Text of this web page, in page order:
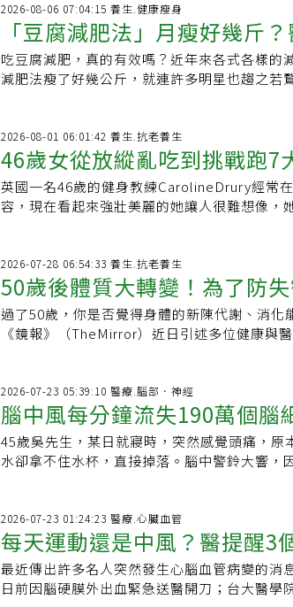
2026-08-06 07:04:15 養生.健康瘦身
「豆腐減肥法」月瘦好幾斤
好」，消脹氣有妙招
吃豆腐減肥，真的有效嗎？近年來各式各樣的
減肥法瘦了好幾公斤，就連許多明星也趨之若
氣」穴位按摩法。昌盛堂中醫診所臉書粉絲頁
屬於黃豆製品，黃豆的營養成分中含有約34～
中蛋白質含量最高，也是素食者蛋白質來源的
種加工製品，如豆皮、豆漿、豆花、豆乾、素
醒，需特別留意黃豆不能生吃，因其含有胰蛋
意的地方，小心減了體重卻賠了健康。她建議
分及熱量，以下列出常見的豆腐種類來說明：
蛋白質，是減肥首選。．凍豆腐：是板豆腐去
輕，所以在同重量下，較板豆腐份量多，常有
高。．百頁豆腐：在製作過程中會加入較多油
高，但建議有減重需求的人少吃，否則易攝取
是魚漿和其他添加物製成，不是真正的豆腐，
蛋液、柴魚汁、糖等原料製成，完全不含黃豆
鈉。．雞蛋豆腐：雖然含有黃豆和雞蛋，看似
外，為了飲食類別豐富且多樣化，許多人在減
製品，如豆皮、素雞、豆乾等，但宋宛蓁提醒
減少油炸過的加工製品，少吃如炸豆皮、炸豆
更美味，但卻添加了更多的油、鹽等調味料，
2026-08-01 06:01:42 養生.抗老養生
46歲女從放縱亂吃到挑戰跑7
天堅持做這些事」
英國一名46歲的健身教練CarolineDrury經常
容，現在看起來強壯美麗的她讓人很難想像，
週健康挑戰」翻轉人生當時Caroline參加一項
行五次約20到25分鐘的全身徒手訓練，並利用
和變化，這種簡單好上手的方式讓她很快將運
外，Caroline還徹底改變了飲食習慣。她不再
恆的節食方式，而是專注培養可以長期堅持的
人驚艷，Caroline不但減掉了多餘的體重，全
天都精力充沛。更重要的是，她享受整個過程
己做高強度的訓練。為七天內跑完七大洲做準
Caroline自然而然有動力繼續維持健康的生活
界馬拉松挑戰賽，在七天內於七大洲完成七個
切皆有可能，對於自己的體力和意志力也有信
將在2026年11月開始，在這段時間裡，
私人教練和跑步教練資格證，每週固定跑步五
也是提升跑步表現的關鍵因素，Caroline每週
2026-07-28 06:54:33 養生.抗老養生
50歲後體質大轉變！為了防
戒吃9種食物
過了50歲，你是否覺得身體的新陳代謝、消化
《鏡報》（TheMirror）近日引述多位健康與
種日常生活中常見的食物，建議50歲以上的民
除。50歲後應避開的「飲食黑名單」1.油炸食
含有極高的熱量和反式脂肪，對心血管負擔極
制體重，應將烹調方式改為烘烤、清蒸或水煮
炸物或微波即食餐。這些食品含有大量的鹽、
纖維，吃下肚後容易導致血糖快速飆升。建議
物，並在飲食中加入更多豆類來穩定代謝。4.
食品與汽水充滿了「空熱量」與有害脂肪。減
酸甘油脂指數至關重要。5.加工肉品香腸、培
2026-07-23 05:39:10 醫療.腦部．神經
腦中風每分鐘流失190萬個腦
時，大腦老化3.6年
45歲吳先生，某日就寢時，突然感覺頭痛，原
水卻拿不住水杯，直接掉落。腦中警鈴大響，
長陳龍表示，許多民眾常輕忽單側手腳麻木無
突發性視力模糊的「腦中風發作」症狀，錯失
阻塞或破裂，每分鐘就會流失190萬個腦細胞
的永久性壞死。台灣腦中風學會呼籲，腦中風
國人十大死因第4名，更是造成失能與長期照
2026-07-23 01:24:23 醫療.心臟血管
每天運動還是中風？醫提醒3
5種食物維持血管健康
最近傳出許多名人突然發生心腦血管病變的消
日前因腦硬膜外出血緊急送醫開刀；台大醫學